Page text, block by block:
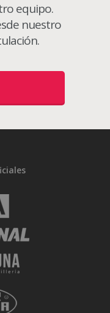
equipo.
nuestro